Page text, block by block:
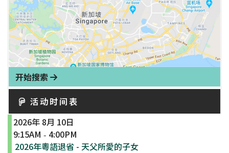
开始搜索
活动时间表
2026年 8月 10日
9:15AM - 4:00PM
2026年粵語退省 - 天父所愛的子女